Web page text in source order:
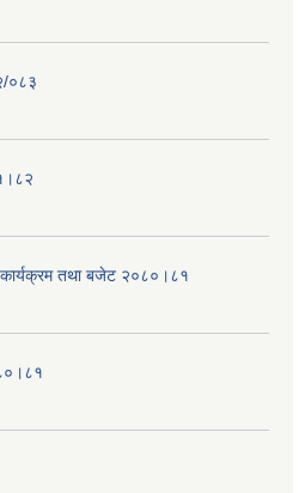
०८३
तथा बजेट २०८०।८१